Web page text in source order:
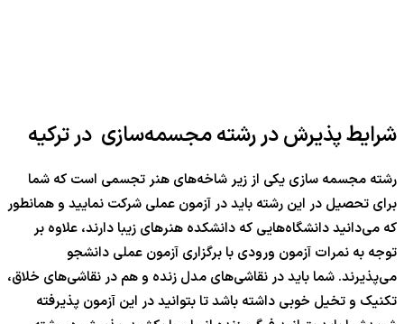
شرایط پذیرش در رشته مجسمه‌سازی در ترکیه
رشته مجسمه سازی یکی از زیر شاخه‌های هنر تجسمی است که شما
برای تحصیل در این رشته باید در آزمون عملی شرکت نمایید و همانطور
که می‌دانید دانشگاه‌هایی که دانشکده هنرهای زیبا دارند، علاوه بر
توجه به نمرات آزمون ورودی با برگزاری آزمون عملی دانشجو
می‌پذیرند. شما باید در نقاشی‌های مدل زنده و هم در نقاشی‌های خلاق،
تکنیک و تخیل خوبی داشته باشد تا بتوانید در این آزمون پذیرفته